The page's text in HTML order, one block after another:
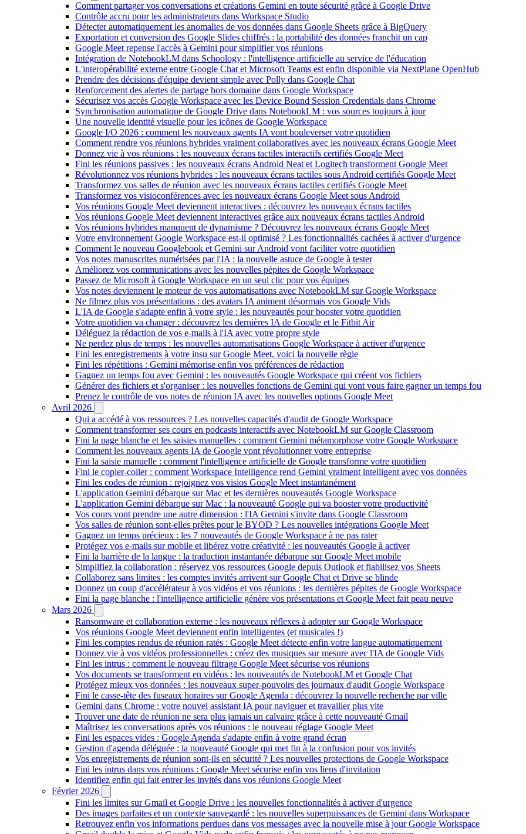
Comment partager vos conversations et créations Gemini en toute sécurité grâce à Google Drive
Contrôle accru pour les administrateurs dans Workspace Studio
Détecter automatiquement les anomalies de vos données dans Google Sheets grâce à BigQuery
Exportation et conversion des Google Slides chiffrés : la portabilité des données franchit un cap
Google Meet repense l'accès à Gemini pour simplifier vos réunions
Intégration de NotebookLM dans Schoology : l'intelligence artificielle au service de l'éducation
L'interopérabilité externe entre Google Chat et Microsoft Teams est enfin disponible via NextPlane OpenHub
Prendre des décisions d'équipe devient simple avec Polly dans Google Chat
Renforcement des alertes de partage hors domaine dans Google Workspace
Sécurisez vos accès Google Workspace avec les Device Bound Session Credentials dans Chrome
Synchronisation automatique de Google Drive dans NotebookLM : vos sources toujours à jour
Une nouvelle identité visuelle pour les icônes de Google Workspace
Google I/O 2026 : comment les nouveaux agents IA vont bouleverser votre quotidien
Comment rendre vos réunions hybrides vraiment collaboratives avec les nouveaux écrans Google Meet
Donnez vie à vos réunions : les nouveaux écrans tactiles interactifs certifiés Google Meet
Fini les réunions passives : les nouveaux écrans Android Neat et Logitech transforment Google Meet
Révolutionnez vos réunions hybrides : les nouveaux écrans tactiles sous Android certifiés Google Meet
Transformez vos salles de réunion avec les nouveaux écrans tactiles certifiés Google Meet
Transformez vos visioconférences avec les nouveaux écrans Google Meet sous Android
Vos réunions Google Meet deviennent interactives : découvrez les nouveaux écrans tactiles
Vos réunions Google Meet deviennent interactives grâce aux nouveaux écrans tactiles Android
Vos réunions hybrides manquent de dynamisme ? Découvrez les nouveaux écrans Google Meet
Votre environnement Google Workspace est-il optimisé ? Les fonctionnalités cachées à activer d'urgence
Comment le nouveau Googlebook et Gemini sur Android vont faciliter votre quotidien
Vos notes manuscrites numérisées par l'IA : la nouvelle astuce de Google à tester
Améliorez vos communications avec les nouvelles pépites de Google Workspace
Passez de Microsoft à Google Workspace en un seul clic pour vos équipes
Vos notes deviennent le moteur de vos automatisations avec NotebookLM sur Google Workspace
Ne filmez plus vos présentations : des avatars IA animent désormais vos Google Vids
L'IA de Google s'adapte enfin à votre style : les nouveautés pour booster votre quotidien
Votre quotidien va changer : découvrez les dernières IA de Google et le Fitbit Air
Déléguez la rédaction de vos e-mails à l'IA avec votre propre style
Ne perdez plus de temps : les nouvelles automatisations Google Workspace à activer d'urgence
Fini les enregistrements à votre insu sur Google Meet, voici la nouvelle règle
Fini les répétitions : Gemini mémorise enfin vos préférences de rédaction
Gagnez un temps fou avec Gemini : les nouveautés Google Workspace qui créent vos fichiers
Générer des fichiers et s'organiser : les nouvelles fonctions de Gemini qui vont vous faire gagner un temps fou
Prenez le contrôle de vos notes de réunion IA avec les nouvelles options Google Meet
Avril 2026
Qui a accédé à vos ressources ? Les nouvelles capacités d'audit de Google Workspace
Comment transformer ses cours en podcasts interactifs avec NotebookLM sur Google Classroom
Fini la page blanche et les saisies manuelles : comment Gemini métamorphose votre Google Workspace
Comment les nouveaux agents IA de Google vont révolutionner votre entreprise
Fini la saisie manuelle : comment l'intelligence artificielle de Google transforme votre quotidien
Fini le copier-coller : comment Workspace Intelligence rend Gemini vraiment intelligent avec vos données
Fini les codes de réunion : rejoignez vos visios Google Meet instantanément
L'application Gemini débarque sur Mac et les dernières nouveautés Google Workspace
L'application Gemini débarque sur Mac : la nouveauté Google qui va booster votre productivité
Vos cours vont prendre une autre dimension : l'IA Gemini s'invite dans Google Classroom
Vos salles de réunion sont-elles prêtes pour le BYOD ? Les nouvelles intégrations Google Meet
Gagnez un temps précieux : les 7 nouveautés de Google Workspace à ne pas rater
Protégez vos e-mails sur mobile et libérez votre créativité : les nouveautés Google à activer
Fini la barrière de la langue : la traduction instantanée débarque sur Google Meet mobile
Simplifiez la collaboration : réservez vos ressources Google depuis Outlook et fiabilisez vos Sheets
Collaborez sans limites : les comptes invités arrivent sur Google Chat et Drive se blinde
Donnez un coup d'accélérateur à vos vidéos et vos réunions : les dernières pépites de Google Workspace
Fini la page blanche : l'intelligence artificielle génère vos présentations et Google Meet fait peau neuve
Mars 2026
Ransomware et collaboration externe : les nouveaux réflexes à adopter sur Google Workspace
Vos réunions Google Meet deviennent enfin intelligentes (et musicales !)
Fini les comptes rendus de réunion ratés : Google Meet détecte enfin votre langue automatiquement
Donnez vie à vos vidéos professionnelles : créez des musiques sur mesure avec l'IA de Google Vids
Fini les intrus : comment le nouveau filtrage Google Meet sécurise vos réunions
Vos documents se transforment en vidéos : les nouveautés de NotebookLM et Google Chat
Protégez mieux vos données : les nouveaux super-pouvoirs des journaux d'audit Google Workspace
Fini le casse-tête des fuseaux horaires sur Google Agenda : découvrez la nouvelle recherche par ville
Gemini dans Chrome : votre nouvel assistant IA pour naviguer et travailler plus vite
Trouver une date de réunion ne sera plus jamais un calvaire grâce à cette nouveauté Gmail
Maîtrisez les conversations après vos réunions : le nouveau réglage Google Meet
Fini les espaces vides : Google Agenda s'adapte enfin à votre grand écran
Gestion d'agenda déléguée : la nouveauté Google qui met fin à la confusion pour vos invités
Vos enregistrements de réunion sont-ils en sécurité ? Les nouvelles protections de Google Workspace
Fini les intrus dans vos réunions : Google Meet sécurise enfin vos liens d'invitation
Identifiez enfin qui fait entrer les invités dans vos réunions Google Meet
Février 2026
Fini les limites sur Gmail et Google Drive : les nouvelles fonctionnalités à activer d'urgence
Des images parfaites et un contexte sauvegardé : les nouvelles superpuissances de Gemini dans Workspace
Retrouvez enfin vos informations perdues dans vos messages avec la nouvelle mise à jour Google Workspace